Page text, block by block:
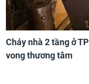
Cháy nhà 2 tầng ở
vong thương tâm